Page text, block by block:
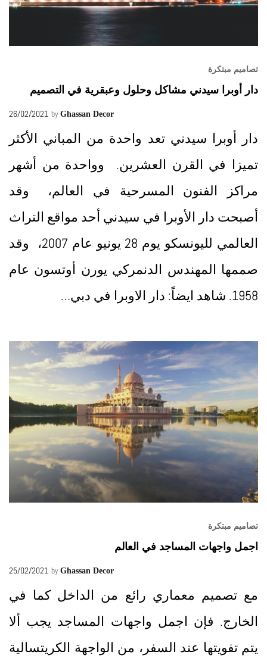
تصاميم مبتكرة
دار أوبرا سيدني مشاكل وحلول وعبقرية في التصميم
26/02/2021 by Ghassan Decor
دار أوبرا سيدني تعد واحدة من المباني الأكثر
تميزا في القرن العشرين. وواحدة من أشهر
مراكز الفنون المسرحية في العالم، وقد
أصبحت دار الأوبرا في سيدني أحد مواقع التراث
العالمي لليونسكو يوم 28 يونيو عام 2007، وقد
صممها المهندس الدنمركي يورن أوتسون عام
1958. شاهد ايضاً: دار الاوبرا في دبي…
تصاميم مبتكرة
اجمل واجهات المساجد في العالم
25/02/2021 by Ghassan Decor
مع تصميم معماري رائع من الداخل كما في
الخارج. فإن اجمل واجهات المساجد يجب ألا
يتم تفويتها عند السفر، من الواجهة الكريتسالية